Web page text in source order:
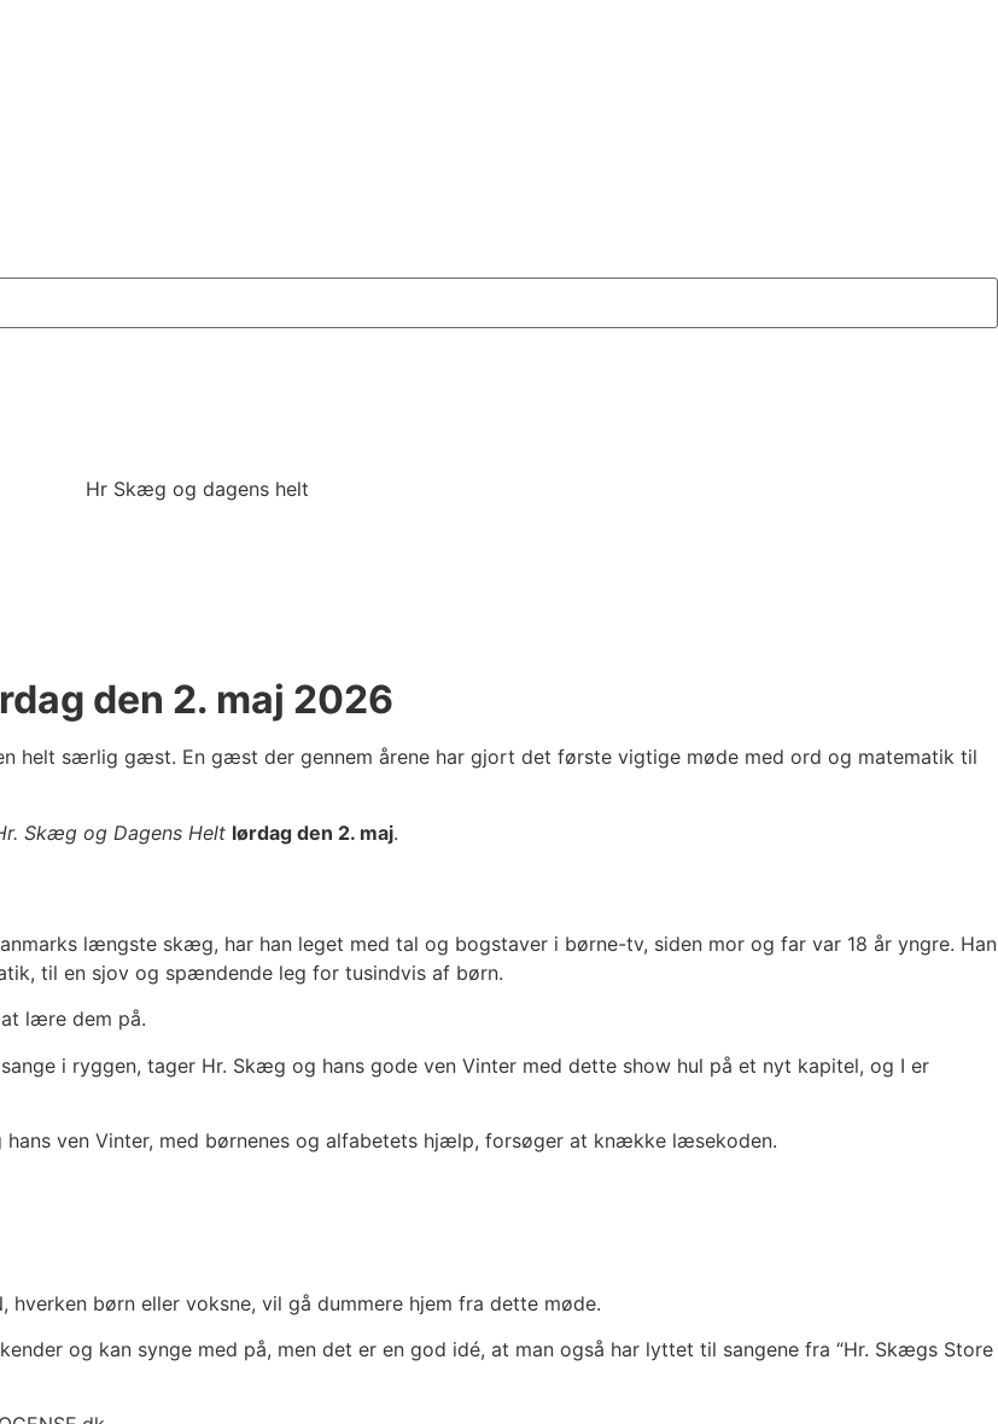
den 2. maj 2026
helt særlig gæst. En gæst der gennem årene har gjort det første vigtige møde med ord og matematik til
Skæg og Dagens Helt lørdag den 2. maj.
længste skæg, har han leget med tal og bogstaver i børne-tv, siden mor og far var 18 år yngre. Han
til en sjov og spændende leg for tusindvis af børn.
lære dem på.
i ryggen, tager Hr. Skæg og hans gode ven Vinter med dette show hul på et nyt kapitel, og I er
ven Vinter, med børnenes og alfabetets hjælp, forsøger at knække læsekoden.
børn eller voksne, vil gå dummere hjem fra dette møde.
og kan synge med på, men det er en god idé, at man også har lyttet til sangene fra “Hr. Skægs Store